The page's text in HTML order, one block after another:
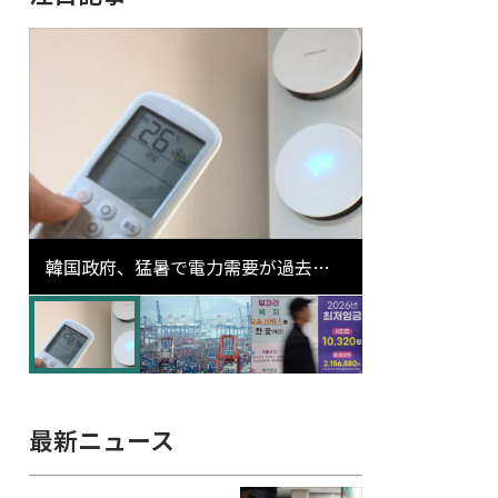
韓国政府、猛暑で電力需要が過去最
高更新の可能性に需給対応体制を点
検
最新ニュース